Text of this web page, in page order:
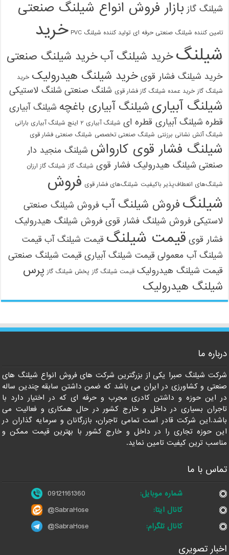
شیلنگ گاز بازار فروش انواع شیلنگ صنعتی
تامین کننده شیلنگ صنعتی حرفه ای تولید کننده شیلنگ PVC
خرید
شیلنگخرید شیلنگ آبخرید شیلنگ صنعتی
خرید شیلنگ فشار قوی خرید شیلنگ هیدرولیک خرید
شیلنگ گاز خرید عمده شیلنگ گاز فشار قوی شلنگ صنعتی شلنگ لاستیکی
شیلنگ آبیاری شیلنگ آبیاری باغچه شیلنگ آبیاری
قطره شیلنگ آبیاری قطره ای شیلنگ آبیاری ۲ اینچ شیلنگ آبیاری بارانی
شیلنگ آتش نشانی برزنتی شیلنگ صنعتی تخصصی شیلنگ صنعتی فشار قوی
شیلنگ فشار قوی کارواش شیلنگ منجید دار
صنعتی شیلنگ هیدرولیک فشار قوی شیلنگ گاز شیلنگ گاز ارزان
شیلنگ‌های انعطاف‌پذیر باکیفیت شیلنگ‌های فشار قوی فروش
شیلنگ فروش شیلنگ آب فروش شیلنگ صنعتی
لاستیکی فروش شیلنگ فشار قوی فروش شیلنگ هیدرولیک
فشار قوی قیمت شیلنگ قیمت شیلنگ آب قیمت
شیلنگ آب معمولی قیمت شیلنگ آبیاری قیمت شیلنگ صنعتی
قیمت شیلنگ هیدرولیک قیمت شیلنگ گاز پخش شیلنگ گاز پرس
شیلنگ هیدرولیک
درباره ما
شرکت شیلنگ صبرا یکی از بزرگترین شرکت های فروش انواع شیلنگ های
صنعتی و کشاورزی در ایران می باشد که ضمن داشتن سابقه چندین ساله
در این حوزه و داشتن کادری مجرب و حرفه ای که در اختیار دارد با
تاجران بسیاری در داخل و خارج کشور در حال همکاری و فعالیت می
باشد.این شرکت قادر است تمامی تاجران، بازرگانان و سرمایه گذاران در
این حوزه تجاری را در داخل و خارج کشور با بهترین قیمت ممکن و
مناسب ترین کیفیت تامین نماید.
تماس با ما
شماره موبایل:
09121161360
کانال ایتا:
@SabraHose
کانال تلگرام:
@SabraHose
اخبار تصویری